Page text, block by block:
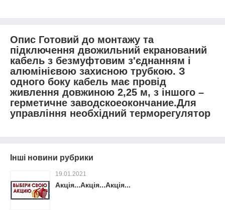
Опис Готовий до монтажу та
підключення двожильний екранований
кабель з безмуфтовим з'єднанням і
алюмінієвою захисною трубкою. З
одного боку кабель має провід
живлення довжиною 2,25 м, з іншого –
герметичне заводскоеокончание.Для
управління необхідний терморегулятор
Інші новини рубрики
19.01.2021
Акція...Акція...Акція...